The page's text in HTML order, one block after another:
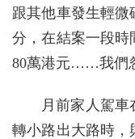
跟其他車發生輕
分，在結案一段時
80萬港元……我們
月前家人駕
轉小路出大路時，